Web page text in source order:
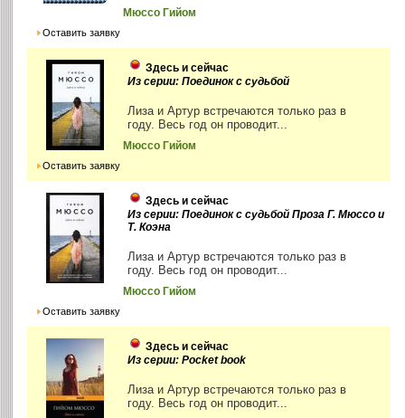
Мюссо Гийом
Оставить заявку
Здесь и сейчас
Из серии: Поединок с судьбой
Лиза и Артур встречаются только раз в
году. Весь год он проводит...
Мюссо Гийом
Оставить заявку
Здесь и сейчас
Из серии: Поединок с судьбой Проза Г. Мюссо и
Т. Коэна
Лиза и Артур встречаются только раз в
году. Весь год он проводит...
Мюссо Гийом
Оставить заявку
Здесь и сейчас
Из серии: Pocket book
Лиза и Артур встречаются только раз в
году. Весь год он проводит...